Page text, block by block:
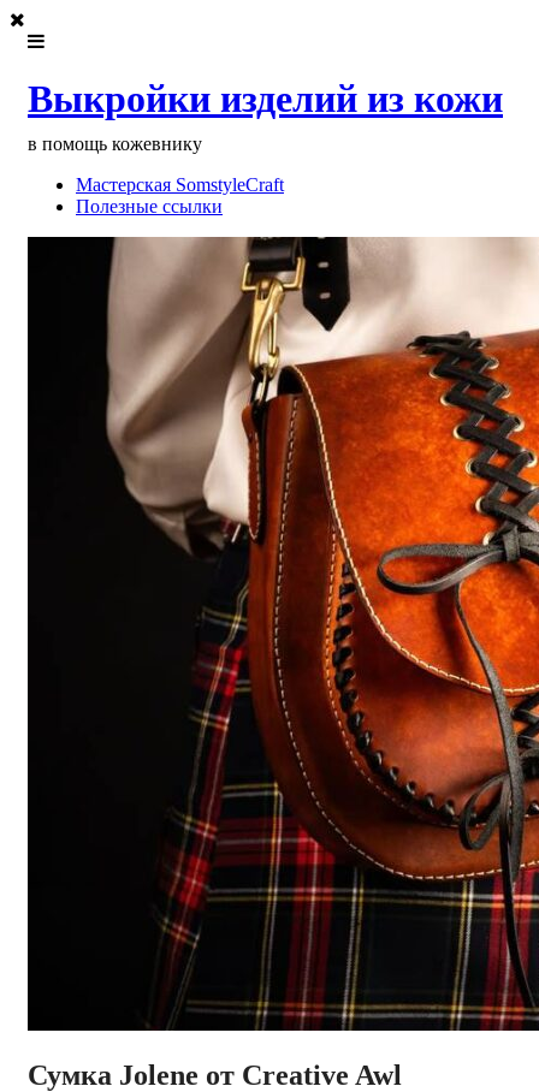
Выкройки изделий из кожи
в помощь кожевнику
Мастерская SomstyleCraft
Полезные ссылки
Сумка Jolene от Creative Awl